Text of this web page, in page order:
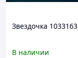
Звездочка 1033163
В наличии